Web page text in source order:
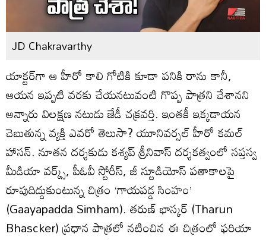
JD Chakravarthy
యాక్టర్‌గా ఆ హీరో కాలి గోటికి కూడా పనికి రాను కానీ,
ఆయన ఇప్పటి వరకు చేయనటువంటి గొప్ప పాత్రని చేశానని
అన్నారు విలక్షణ నటుడు జేడీ చక్రవర్తి. ఇంతకీ ఇక్కడాయన
చెబుతున్న వ్యక్తి ఎవరో తెలుసా? యూనివర్సల్ హీరో కమల్
హాసన్. నూతన దర్శకుడు కశ్యప్ శ్రీనివాస్ దర్శకత్వంలో సప్తస్వ
మీడియా వర్క్స్, పీఓవీ స్టోరీస్, జీ స్టూడియోస్ పతాకాలపై
రూపుదిద్దుకుంటున్న చిత్రం ‘గాయపడ్డ సింహం’
(Gaayapadda Simham). తరుణ్ భాస్కర్ (Tharun
Bhascker) ప్రధాన పాత్రలో నటించిన ఈ చిత్రంలో ఫరియా